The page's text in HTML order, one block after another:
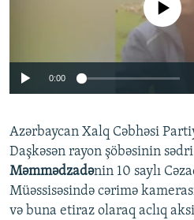
Auto 240p
720p
No media source
0:00
Azərbaycan Xalq Cəbhəsi
Daşkəsən rayon şöbəsinin sədri
Məmmədzadənin 10 saylı
Müəssisəsində cərimə
və buna etiraz olaraq aclıq